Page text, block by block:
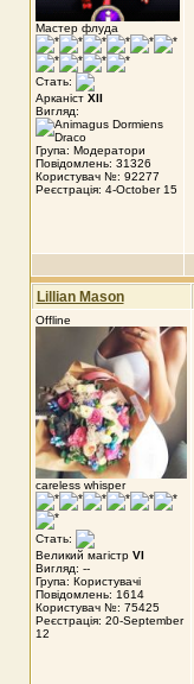
Мастер флуда
Стать:
Арканіст XII
Вигляд:
Група: Модератори
Повідомлень: 31326
Користувач №: 92277
Реєстрація: 4-October 15
Lillian Mason
Offline
careless whisper
Стать:
Великий магістр VI
Вигляд: --
Група: Користувачі
Повідомлень: 1614
Користувач №: 75425
Реєстрація: 20-September
12